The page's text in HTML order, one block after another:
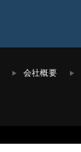
会社概要